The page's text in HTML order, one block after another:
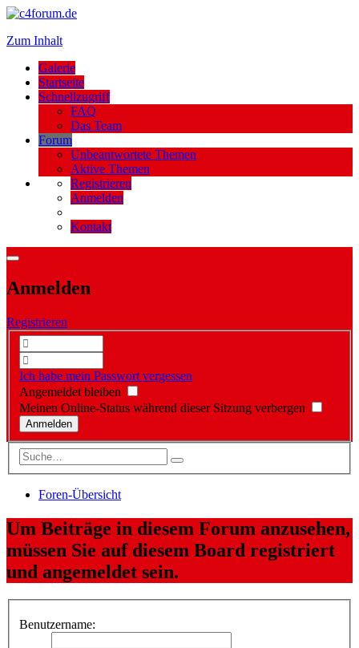
Zum Inhalt
Galerie
Startseite
Schnellzugriff
FAQ
Das Team
Forum
Unbeantwortete Themen
Aktive Themen
Registrieren
Anmelden
Kontakt
Anmelden
Registrieren
Ich habe mein Passwort vergessen
Angemeldet bleiben
Meinen Online-Status während dieser Sitzung verbergen
Foren-Übersicht
Um Beiträge in diesem Forum anzusehen,
müssen Sie auf diesem Board registriert
und angemeldet sein.
Benutzername: